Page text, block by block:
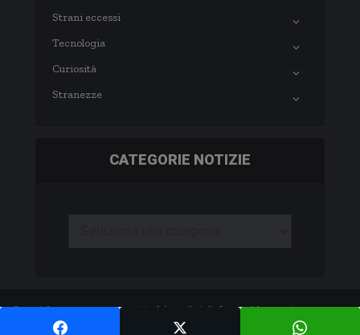
Strani eccessi
Tecnologia
Curiosità
Stranezze
CATEGORIE NOTIZIE
Copyright © 2003-2020 notizie.delmondo.info Questo blog non è una testata
giornalistica né una pubblicazione periodica. -
Privacy Policy